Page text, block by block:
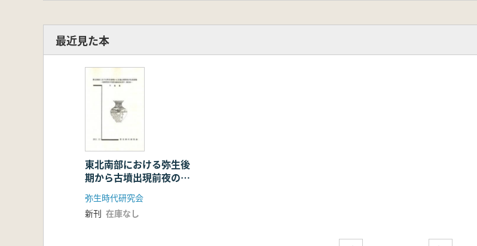
最近見た本
東北南部における弥生後
期から古墳出現前夜の社
弥生時代研究会
新刊 在庫なし